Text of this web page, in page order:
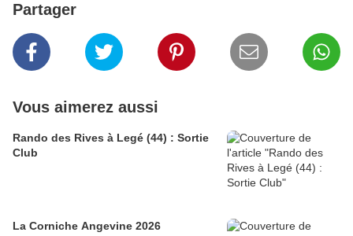
Partager
Vous aimerez aussi
Rando des Rives à Legé (44) : Sortie
Club
La Corniche Angevine 2026